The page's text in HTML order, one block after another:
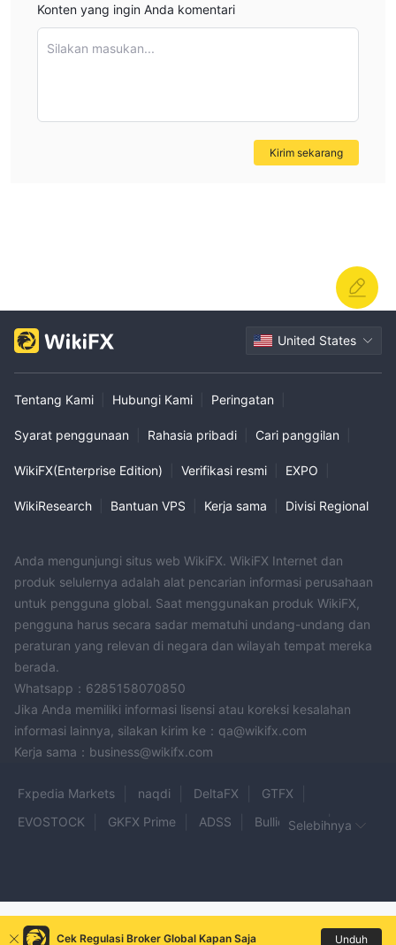
daripada yang dikenakan oleh perusahaan lain. Hal ini terutama
benar karena mereka tidak mengenakan biaya untuk deposit
Konten yang ingin Anda komentari
Silakan masukan...
Kirim sekarang
United States
Tentang Kami Hubungi Kami Peringatan
Syarat penggunaan Rahasia pribadi Cari panggilan
WikiFX(Enterprise Edition) Verifikasi resmi EXPO
WikiResearch Bantuan VPS Kerja sama Divisi Regional
Anda mengunjungi situs web WikiFX. WikiFX Internet dan
produk selulernya adalah alat pencarian informasi perusahaan
untuk pengguna global. Saat menggunakan produk WikiFX,
pengguna harus secara sadar mematuhi undang-undang dan
peraturan yang relevan di negara dan wilayah tempat mereka
berada.
Whatsapp：6285158070850
Jika Anda memiliki informasi lisensi atau koreksi kesalahan
informasi lainnya, silakan kirim ke：qa@wikifx.com
Kerja sama：business@wikifx.com
Fxpedia Markets naqdi DeltaFX
GTFX
EVOSTOCK
GKFX Prime ADSS
BullionVault
Activepro FX
GC Markets
COSMO MARKETS
Algo Capital
Selebihnya
Cek Regulasi Broker Global Kapan Saja Unduh